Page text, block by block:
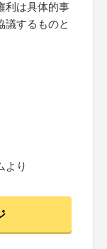
利は具体的事
議するものと
より